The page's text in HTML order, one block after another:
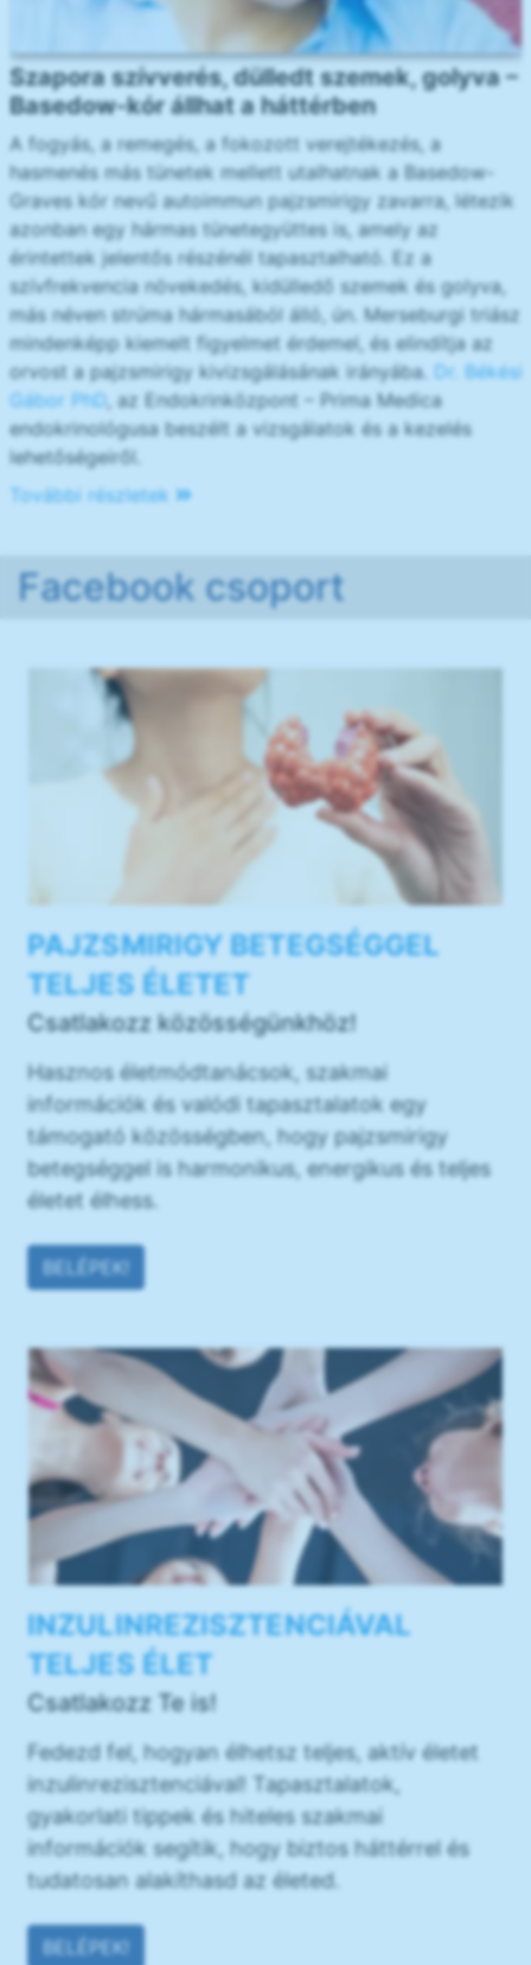
Szapora szívverés, dülledt szemek, golyva –
Basedow-kór állhat a háttérben
A fogyás, a remegés, a fokozott verejtékezés, a
hasmenés más tünetek mellett utalhatnak a Basedow-
Graves kór nevű autoimmun pajzsmirigy zavarra, létezik
azonban egy hármas tünetegyüttes is, amely az
érintettek jelentős részénél tapasztalható. Ez a
szívfrekvencia növekedés, kidülledő szemek és golyva,
más néven strúma hármasából álló, ún. Merseburgi triász
mindenképp kiemelt figyelmet érdemel, és elindítja az
orvost a pajzsmirigy kivizsgálásának irányába. Dr. Békési
Gábor PhD, az Endokrinközpont – Prima Medica
endokrinológusa beszélt a vizsgálatok és a kezelés
lehetőségeiről.
További részletek
Facebook csoport
PAJZSMIRIGY BETEGSÉGGEL
TELJES ÉLETET
Csatlakozz közösségünkhöz!
Hasznos életmódtanácsok, szakmai
információk és valódi tapasztalatok egy
támogató közösségben, hogy pajzsmirigy
betegséggel is harmonikus, energikus és teljes
életet élhess.
BELÉPEK!
INZULINREZISZTENCIÁVAL
TELJES ÉLET
Csatlakozz Te is!
Fedezd fel, hogyan élhetsz teljes, aktív életet
inzulinrezisztenciával! Tapasztalatok,
gyakorlati tippek és hiteles szakmai
információk segítik, hogy biztos háttérrel és
tudatosan alakíthasd az életed.
BELÉPEK!